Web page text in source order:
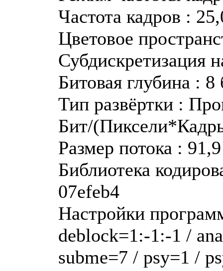
Частота кадров :
Цветовое
Субдискретизация
Битовая глубина : 8
Тип развёртки :
Бит/
Размер потока :
Библиотека
07efeb4
Настройки
deblock=1:-1:-1 /
subme=7 / psy=1 /